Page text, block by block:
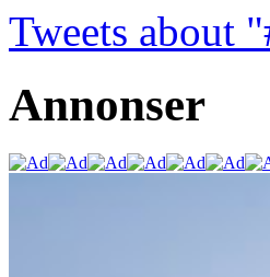
Tweets about
Annonser